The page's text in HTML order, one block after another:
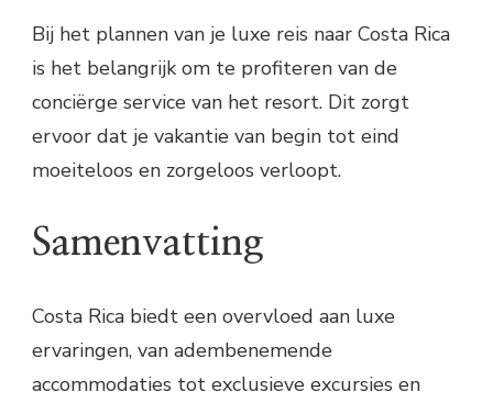
Bij het plannen van je luxe reis naar Costa Rica
is het belangrijk om te profiteren van de
conciërge service van het resort. Dit zorgt
ervoor dat je vakantie van begin tot eind
moeiteloos en zorgeloos verloopt.
Samenvatting
Costa Rica biedt een overvloed aan luxe
ervaringen, van adembenemende
accommodaties tot exclusieve excursies en